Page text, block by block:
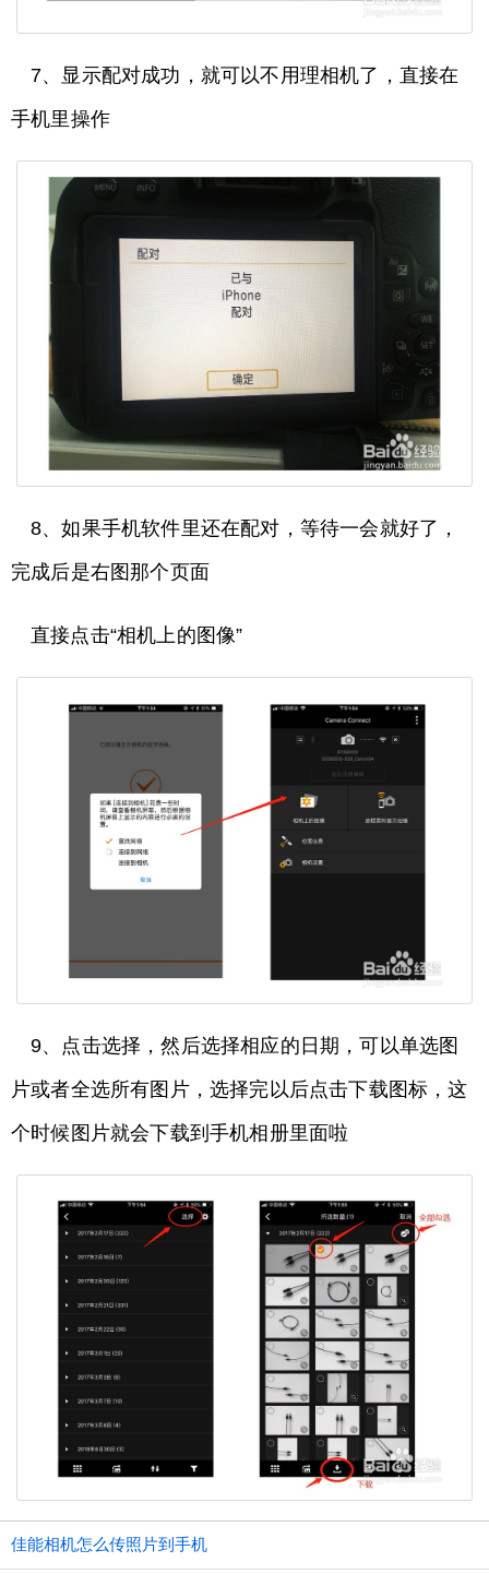
7、显示配对成功，就可以不用理相机了，直接在
手机里操作
8、如果手机软件里还在配对，等待一会就好了，
完成后是右图那个页面
直接点击“相机上的图像”
9、点击选择，然后选择相应的日期，可以单选图
片或者全选所有图片，选择完以后点击下载图标，这
个时候图片就会下载到手机相册里面啦
佳能相机怎么传照片到手机